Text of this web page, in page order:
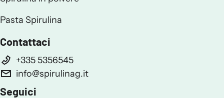
Pasta Spirulina
Contattaci
+335 5356545
info@spirulinag.it
Seguici